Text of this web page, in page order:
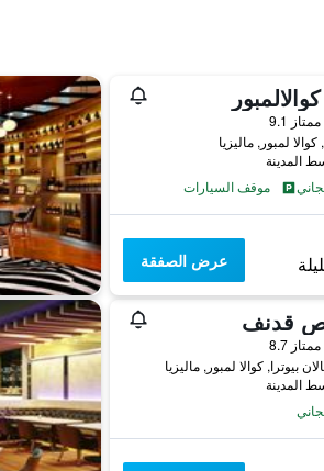
ممتاز 9.1
موقف السيارات
عرض الصفقة
قدنف
ممتاز 8.7